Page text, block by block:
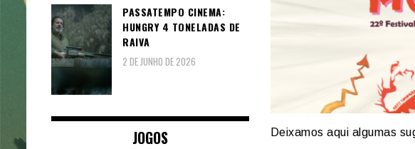
Deixamos aqui algumas
PASSATEMPO CINEMA:
HUNGRY 4 TONELADAS DE
RAIVA
2 DE JUNHO DE 2026
JOGOS